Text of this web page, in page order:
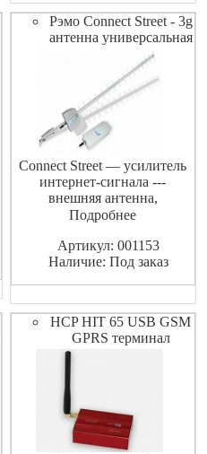
мобильных устройств
Android и App
Рэмо Connect Street - 3g
антенна универсальная
Connect Street — усилитель
интернет-сигнала ---
внешняя антенна,
предназначенная для работы
модемами, работающими в
сетях UMTS(HSDPA,
усиления.Изделие состоит из
двух основных узлов:
внешней напр
Подробнее
Артикул: 001153
Наличие: Под заказ
HCP HIT 65 USB GSM
GPRS терминал